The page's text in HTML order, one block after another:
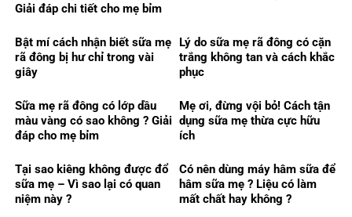
Giải đáp chi tiết cho mẹ bỉm
Bật mí cách nhận biết sữa mẹ
rã đông bị hư chỉ trong vài
giây
Lý do sữa mẹ rã đông có cặn
trắng không tan và cách khắc
phục
Sữa mẹ rã đông có lớp dầu
màu vàng có sao không ? Giải
đáp cho mẹ bỉm
Mẹ ơi, đừng vội bỏ! Cách tận
dụng sữa mẹ thừa cực hữu
ích
Tại sao kiêng không được đổ
sữa mẹ – Vì sao lại có quan
niệm này ?
Có nên dùng máy hâm sữa để
hâm sữa mẹ ? Liệu có làm
mất chất hay không ?